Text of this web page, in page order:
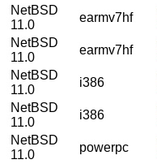
NetBSD
11.0
earmv7hf
NetBSD
11.0
earmv7hf
NetBSD
11.0
i386
NetBSD
11.0
i386
NetBSD
11.0
powerpc